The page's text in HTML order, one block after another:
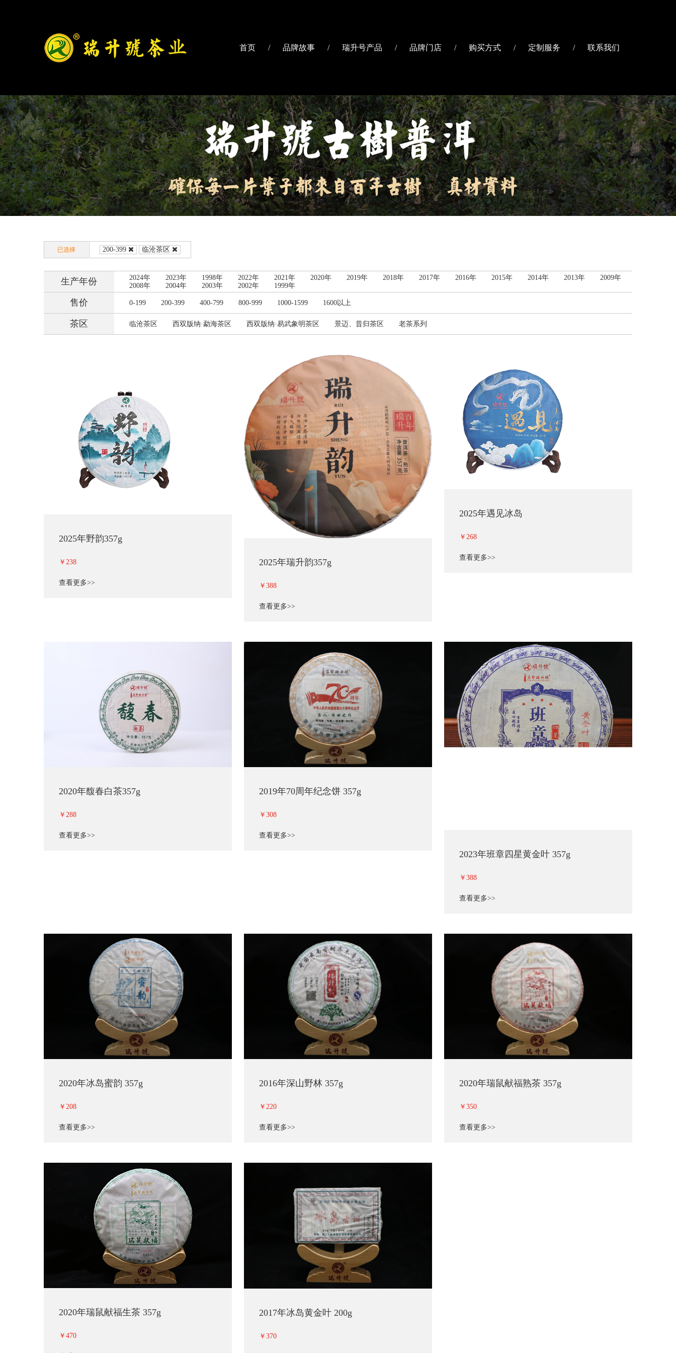
首页 / 品牌故事 / 瑞升号产品 / 品牌门店 / 购买方式 / 定制服务 / 联系我们
已选择 200-399 临沧茶区
生产年份 2024年 2023年 1998年 2022年 2021年 2020年 2019年 2018年 2017年 2016年 2015年 2014年 2013年
2009年
2008年
2004年 2003年 2002年 1999年
售价 0-199 200-399 400-799 800-999 1000-1599 1600以上
茶区 临沧茶区 西双版纳·勐海茶区 西双版纳·易武象明茶区 景迈、昔归茶区 老茶系列
2025年野韵357g
￥238
查看更多>>
2025年瑞升韵357g
￥388
查看更多>>
2025年遇见冰岛
￥268
查看更多>>
2020年馥春白茶357g
￥288
查看更多>>
2019年70周年纪念饼 357g
￥308
查看更多>>
2023年班章四星黄金叶 357g
￥388
查看更多>>
2020年冰岛蜜韵 357g
￥208
查看更多>>
2016年深山野林 357g
￥220
查看更多>>
2020年瑞鼠献福熟茶 357g
￥350
查看更多>>
2020年瑞鼠献福生茶 357g
￥470
2017年冰岛黄金叶 200g
￥370